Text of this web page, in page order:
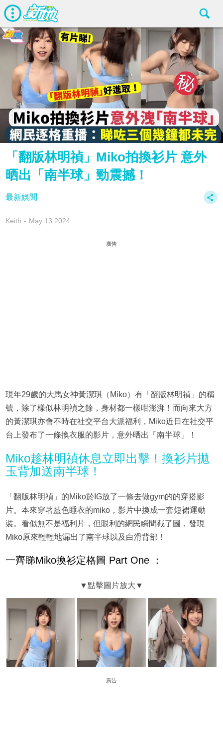
「翻版林明禎」Miko拍換衫片 意外
晒出「南半球」勁震撼！
最新娛聞
Keith May 13 2024
廣告
現年29歲的大馬女神黃潔琪（Miko）有「翻版林明禎」的稱
號，除了樣似林明禎之餘，身材都一樣咁澎湃！而向來大方
的黃潔琪亦會不時在社交平台大派福利，Miko近日在社交平
台上發布了一條換衣服的影片，意外晒出「南半球」！
Miko趁林明禎休息立即出擊！換衫片拋
玉背加送南半球！
「翻版林明禎」的Miko於IG放了一條去做gym的的穿搭影
片。本來穿著藍色睡衣的miko，影片中換成一套短裙運動
裝。看似無不是福利片，但眼利的網民瞬間截了圖，發現
Miko原來輕輕地漏出了南半球以及白滑背部！
一齊睇Miko換衫定格圖 Part One ：
廣告